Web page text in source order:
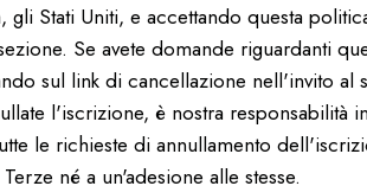
Stati Uniti, e accettando questa
Se avete domande riguardanti
sul link di cancellazione nell'invito al
l'iscrizione, è nostra responsabilità
le richieste di annullamento
né a un'adesione alle stesse.